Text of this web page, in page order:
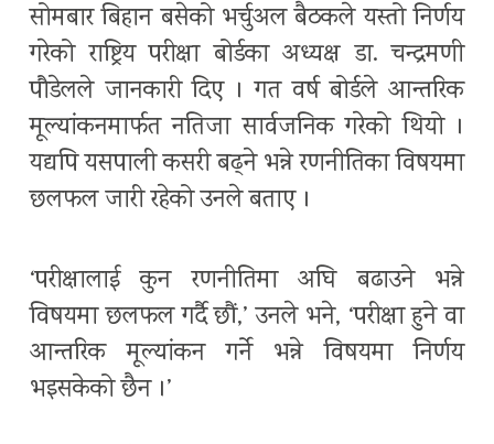
सोमबार बिहान बसेको भर्चुअल बैठकले यस्तो निर्णय
गरेको राष्ट्रिय परीक्षा बोर्डका अध्यक्ष डा. चन्द्रमणी
पौडेलले जानकारी दिए । गत वर्ष बोर्डले आन्तरिक
मूल्यांकनमार्फत नतिजा सार्वजनिक गरेको थियो ।
यद्यपि यसपाली कसरी बढ्ने भन्ने रणनीतिका विषयमा
छलफल जारी रहेको उनले बताए ।
‘परीक्षालाई कुन रणनीतिमा अघि बढाउने भन्ने
विषयमा छलफल गर्दै छौं,’ उनले भने, ‘परीक्षा हुने वा
आन्तरिक मूल्यांकन गर्ने भन्ने विषयमा निर्णय
भइसकेको छैन ।’